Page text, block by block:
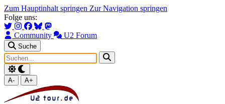
Zum Hauptinhalt springen Zur Navigation springen
Folge uns:
Community U2 Forum
Suche
A- A+